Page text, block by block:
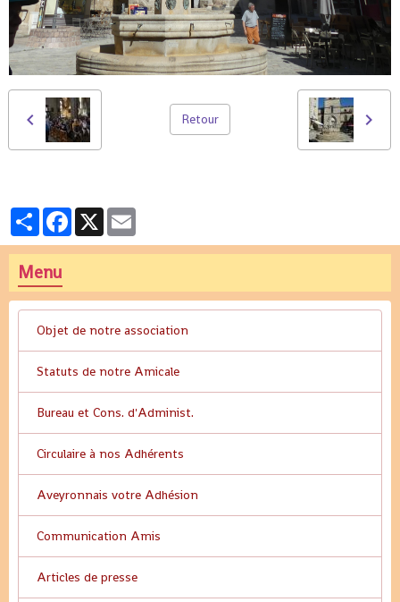
Retour
PartagerFacebook
X
Menu
Objet de notre association
Statuts de notre Amicale
Bureau et Cons. d'Administ.
Circulaire à nos Adhérents
Aveyronnais votre Adhésion
Communication Amis
Articles de presse